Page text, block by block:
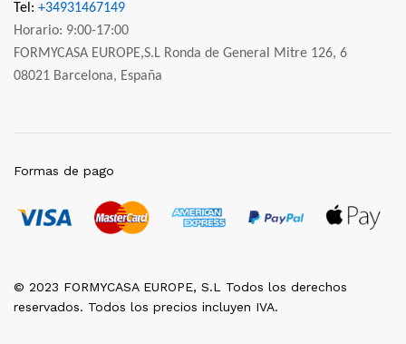
Tel: +34931467149
Horario: 9:00-17:00
FORMYCASA EUROPE,S.L Ronda de General Mitre 126, 6
08021 Barcelona, España
© 2023 FORMYCASA EUROPE, S.L Todos los derechos
reservados. Todos los precios incluyen IVA.
Formas de pago